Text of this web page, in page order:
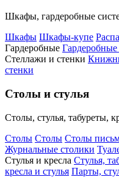
Шкафы, гардеробные
Шкафы Шкафы-купе
Гардеробные
Стеллажи и стенки
стенки
Столы и стулья
Столы, стулья, табуреты,
Столы Столы Столы
Журнальные столики
Стулья и кресла Стулья,
кресла и стулья Парты,